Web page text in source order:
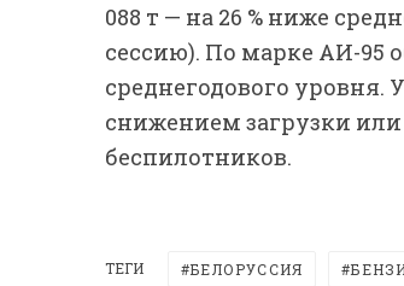
088 т — на 26 % ниже
сессию). По марке АИ-95
среднегодового
снижением загрузки
беспилотников.
ТЕГИ БЕЛОРУССИЯ